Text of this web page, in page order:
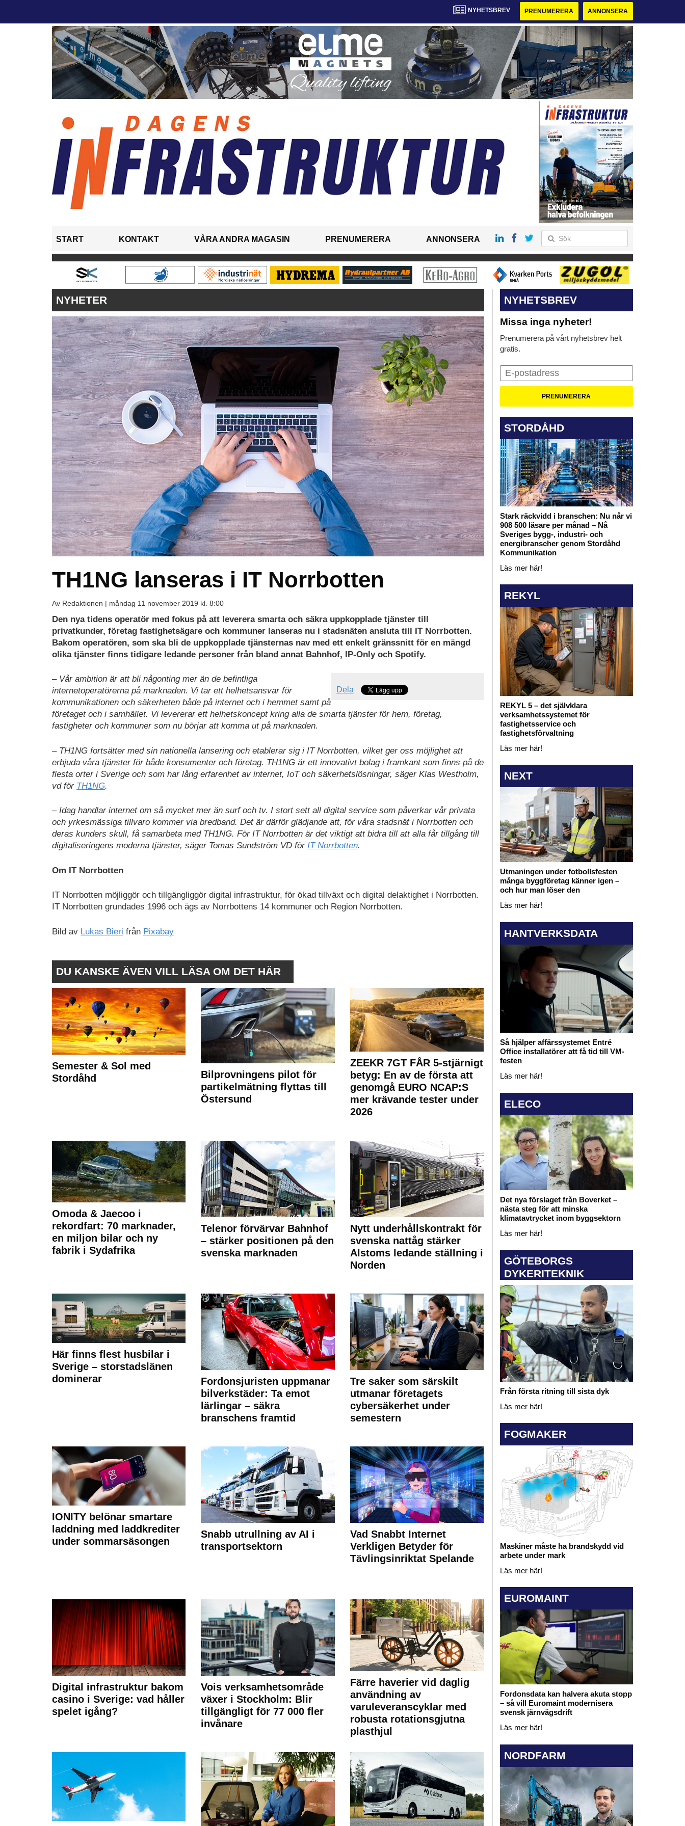
NYHETSBREV PRENUMERERA ANNONSERA
START KONTAKT VÅRA ANDRA MAGASIN PRENUMERERA ANNONSERA
NYHETER
TH1NG lanseras i IT Norrbotten
Av Redaktionen | måndag 11 november 2019 kl. 8:00
Den nya tidens operatör med fokus på att leverera smarta och säkra uppkopplade tjänster till
privatkunder, företag fastighetsägare och kommuner lanseras nu i stadsnäten ansluta till IT Norrbotten.
Bakom operatören, som ska bli de uppkopplade tjänsternas nav med ett enkelt gränssnitt för en mängd
olika tjänster finns tidigare ledande personer från bland annat Bahnhof, IP-Only och Spotify.
Dela
– Vår ambition är att bli någonting mer än de befintliga
internetoperatörerna på marknaden. Vi tar ett helhetsansvar för
kommunikationen och säkerheten både på internet och i hemmet samt på
företaget och i samhället. Vi levererar ett helhetskoncept kring alla de smarta tjänster för hem, företag,
fastigheter och kommuner som nu börjar att komma ut på marknaden.
– TH1NG fortsätter med sin nationella lansering och etablerar sig i IT Norrbotten, vilket ger oss möjlighet att
erbjuda våra tjänster för både konsumenter och företag. TH1NG är ett innovativt bolag i framkant som finns på de
flesta orter i Sverige och som har lång erfarenhet av internet, IoT och säkerhetslösningar, säger Klas Westholm,
vd för TH1NG.
– Idag handlar internet om så mycket mer än surf och tv. I stort sett all digital service som påverkar vår privata
och yrkesmässiga tillvaro kommer via bredband. Det är därför glädjande att, för våra stadsnät i Norrbotten och
deras kunders skull, få samarbeta med TH1NG. För IT Norrbotten är det viktigt att bidra till att alla får tillgång till
digitaliseringens moderna tjänster, säger Tomas Sundström VD för IT Norrbotten.
Om IT Norrbotten
IT Norrbotten möjliggör och tillgängliggör digital infrastruktur, för ökad tillväxt och digital delaktighet i Norrbotten.
IT Norrbotten grundades 1996 och ägs av Norrbottens 14 kommuner och Region Norrbotten.
Bild av Lukas Bieri från Pixabay
DU KANSKE ÄVEN VILL LÄSA OM DET HÄR
Semester & Sol med
Stordåhd
Bilprovningens pilot för
partikelmätning flyttas till
Östersund
ZEEKR 7GT FÅR 5-stjärnigt
betyg: En av de första att
genomgå EURO NCAP:S
mer krävande tester under
2026
Omoda & Jaecoo i
rekordfart: 70 marknader,
en miljon bilar och ny
fabrik i Sydafrika
Telenor förvärvar Bahnhof
– stärker positionen på den
svenska marknaden
Nytt underhållskontrakt för
svenska nattåg stärker
Alstoms ledande ställning i
Norden
Här finns flest husbilar i
Sverige – storstadslänen
dominerar
Fordonsjuristen uppmanar
bilverkstäder: Ta emot
lärlingar – säkra
branschens framtid
Tre saker som särskilt
utmanar företagets
cybersäkerhet under
semestern
IONITY belönar smartare
laddning med laddkrediter
under sommarsäsongen
Snabb utrullning av AI i
transportsektorn
Vad Snabbt Internet
Verkligen Betyder för
Tävlingsinriktat Spelande
Digital infrastruktur bakom
casino i Sverige: vad håller
spelet igång?
Vois verksamhetsområde
växer i Stockholm: Blir
tillgängligt för 77 000 fler
invånare
Färre haverier vid daglig
användning av
varuleveranscyklar med
robusta rotationsgjutna
plasthjul
NYHETSBREV
Missa inga nyheter!
Prenumerera på vårt nyhetsbrev helt
gratis.
STORDÅHD
Stark räckvidd i branschen: Nu når vi
908 500 läsare per månad – Nå
Sveriges bygg-, industri- och
energibranscher genom Stordåhd
Kommunikation
Läs mer här!
REKYL
REKYL 5 – det självklara
verksamhetssystemet för
fastighetsservice och
fastighetsförvaltning
Läs mer här!
NEXT
Utmaningen under fotbollsfesten
många byggföretag känner igen –
och hur man löser den
Läs mer här!
HANTVERKSDATA
Så hjälper affärssystemet Entré
Office installatörer att få tid till VM-
festen
Läs mer här!
ELECO
Det nya förslaget från Boverket –
nästa steg för att minska
klimatavtrycket inom byggsektorn
Läs mer här!
GÖTEBORGS
DYKERITEKNIK
Från första ritning till sista dyk
Läs mer här!
FOGMAKER
Maskiner måste ha brandskydd vid
arbete under mark
Läs mer här!
EUROMAINT
Fordonsdata kan halvera akuta stopp
– så vill Euromaint modernisera
svensk järnvägsdrift
Läs mer här!
NORDFARM